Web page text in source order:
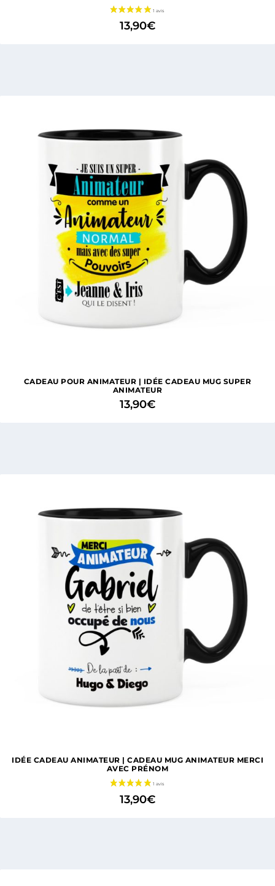
13,90€
CADEAU POUR ANIMATEUR | IDÉE CADEAU MUG SUPER
ANIMATEUR
13,90€
IDÉE CADEAU ANIMATEUR | CADEAU MUG ANIMATEUR MERCI
AVEC PRÉNOM
13,90€